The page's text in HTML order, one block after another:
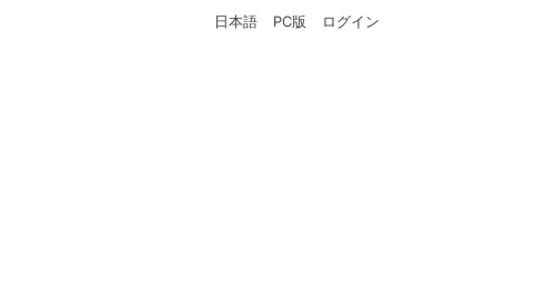
日本語 PC版 ログイン